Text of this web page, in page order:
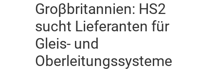
Groβbritannien: HS2
sucht Lieferanten für
Gleis- und
Oberleitungssysteme